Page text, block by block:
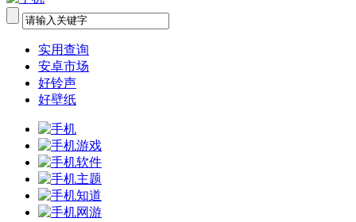
实用查询
安卓市场
好铃声
好壁纸